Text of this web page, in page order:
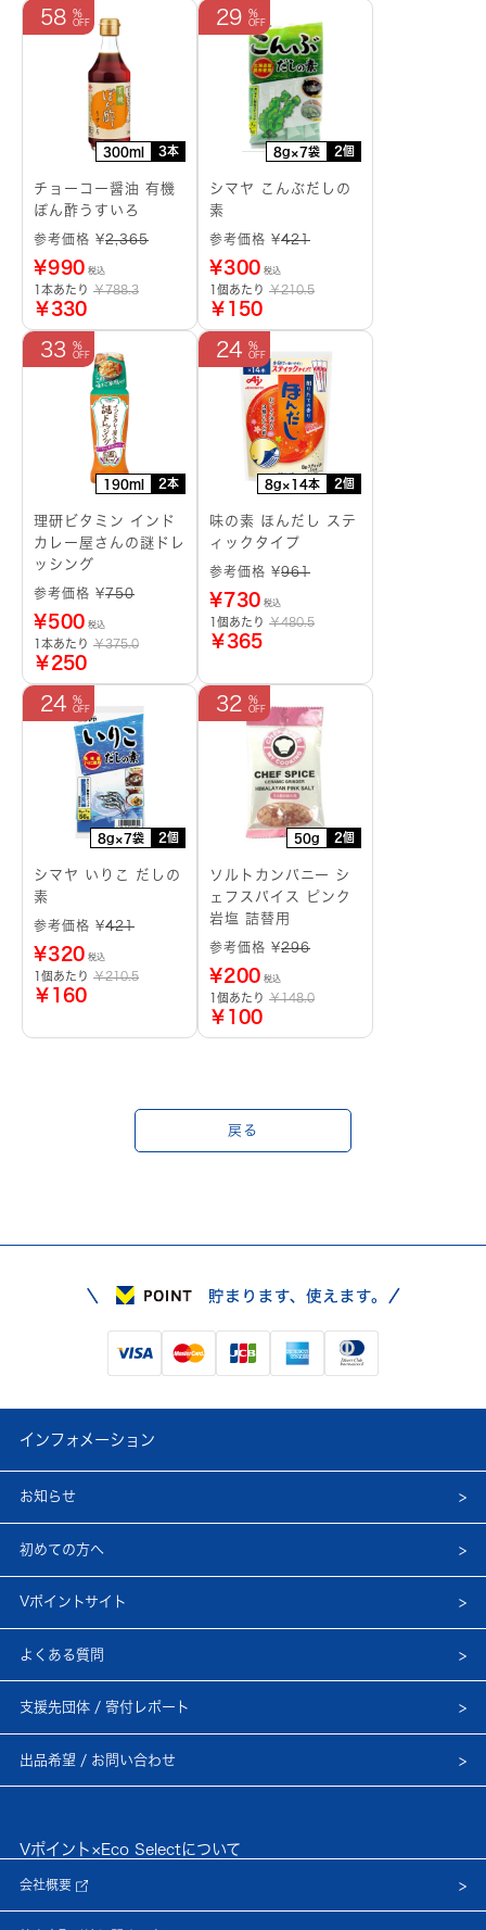
300ml 3本
58
チョーコー醤油 有機
ぽん酢うすいろ
参考価格 ¥2,365
¥990 税込
1本あたり ￥788.3
￥330
8g×7袋 2個
29
シマヤ こんぶだしの
素
参考価格 ¥421
¥300 税込
1個あたり ￥210.5
￥150
190ml 2本
33
理研ビタミン インド
カレー屋さんの謎ドレ
ッシング
参考価格 ¥750
¥500 税込
1本あたり ￥375.0
￥250
8g×14本 2個
24
味の素 ほんだし ステ
ィックタイプ
参考価格 ¥961
¥730 税込
1個あたり ￥480.5
￥365
8g×7袋 2個
24
シマヤ いりこ だしの
素
参考価格 ¥421
¥320 税込
1個あたり ￥210.5
￥160
50g 2個
32
ソルトカンパニー シ
ェフスパイス ピンク
岩塩 詰替用
参考価格 ¥296
¥200 税込
1個あたり ￥148.0
￥100
戻る
インフォメーション
お知らせ
初めての方へ
Vポイントサイト
よくある質問
支援先団体 / 寄付レポート
出品希望 / お問い合わせ
Vポイント×Eco Selectについて
会社概要